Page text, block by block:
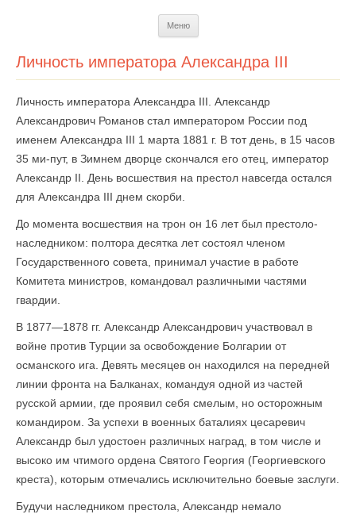
Меню
Личность императора Александра III
Личность императора Александра III. Александр
Александрович Романов стал императором России под
именем Александра III 1 марта 1881 г. В тот день, в 15 часов
35 ми-пут, в Зимнем дворце скончался его отец, император
Александр II. День восшествия на престол навсегда остался
для Александра III днем скорби.
До момента восшествия на трон он 16 лет был престоло­
наследником: полтора десятка лет состоял членом
Государственного совета, принимал участие в работе
Комитета министров, командовал различными частями
гвардии.
В 1877—1878 гг. Александр Александрович участвовал в
войне против Турции за освобождение Болгарии от
османского ига. Девять месяцев он находился на передней
линии фронта на Балканах, командуя одной из частей
русской армии, где проявил себя смелым, но осторожным
командиром. За успехи в военных баталиях цесаревич
Александр был удостоен различных наград, в том числе и
высоко им чтимого ордена Святого Георгия (Георгиевского
креста), которым отмечались исключительно боевые заслуги.
Будучи наследником престола, Александр немало